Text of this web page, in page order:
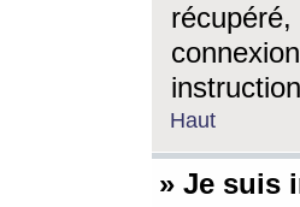
Haut
» Je suis